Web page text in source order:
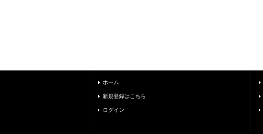
ホーム
新規登録はこちら
ログイン